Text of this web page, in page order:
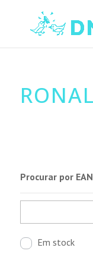
Procurar por EAN
Em stock